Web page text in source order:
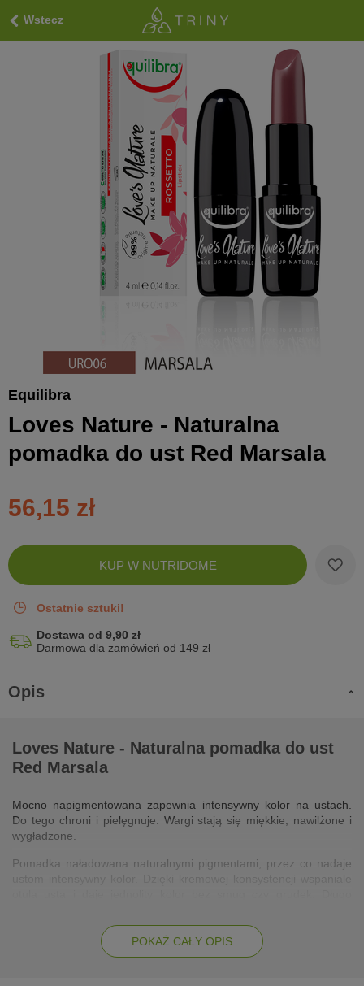
Wstecz
Equilibra
Loves Nature - Naturalna
pomadka do ust Red Marsala
56,15 zł
Zobacz
koszyk
KUP W NUTRIDOME
Ostatnie sztuki!
Dostawa od 9,90 zł
Darmowa dla zamówień od 149 zł
Opis
Loves Nature - Naturalna pomadka do ust
Red Marsala
Mocno napigmentowana zapewnia intensywny kolor na ustach.
Do tego chroni i pielęgnuje. Wargi stają się miękkie, nawilżone i
wygładzone.
Pomadka naładowana naturalnymi pigmentami, przez co nadaje
pięknie i estetycznie.
Szminka nie tylko nadaje ustom wymarzonego i trwałego koloru,
POKAŻ CAŁY OPIS